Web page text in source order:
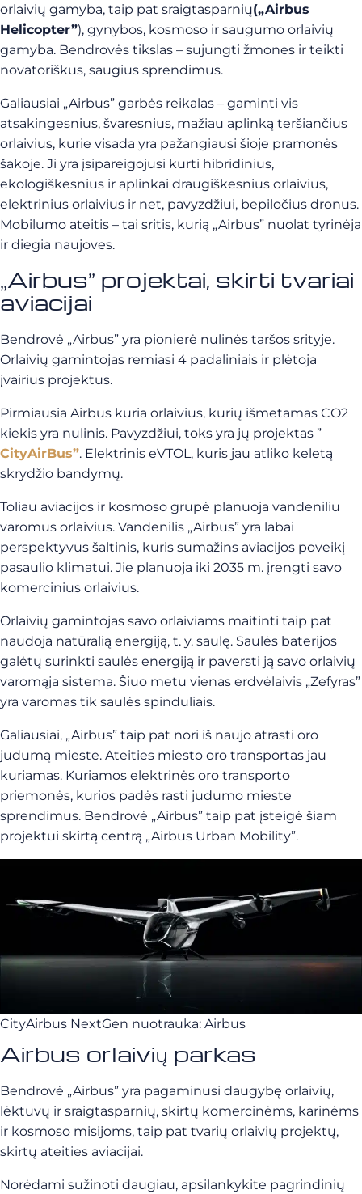
orlaivių gamyba, taip pat sraigtasparnių(„Airbus
Helicopter”), gynybos, kosmoso ir saugumo orlaivių
gamyba. Bendrovės tikslas – sujungti žmones ir teikti
novatoriškus, saugius sprendimus.
Galiausiai „Airbus” garbės reikalas – gaminti vis
atsakingesnius, švaresnius, mažiau aplinką teršiančius
orlaivius, kurie visada yra pažangiausi šioje pramonės
šakoje. Ji yra įsipareigojusi kurti hibridinius,
ekologiškesnius ir aplinkai draugiškesnius orlaivius,
elektrinius orlaivius ir net, pavyzdžiui, bepiločius dronus.
Mobilumo ateitis – tai sritis, kurią „Airbus” nuolat tyrinėja
ir diegia naujoves.
„Airbus” projektai, skirti tvariai
aviacijai
Bendrovė „Airbus” yra pionierė nulinės taršos srityje.
Orlaivių gamintojas remiasi 4 padaliniais ir plėtoja
įvairius projektus.
Pirmiausia Airbus kuria orlaivius, kurių išmetamas CO2
kiekis yra nulinis. Pavyzdžiui, toks yra jų projektas ”
CityAirBus”. Elektrinis eVTOL, kuris jau atliko keletą
skrydžio bandymų.
Toliau aviacijos ir kosmoso grupė planuoja vandeniliu
varomus orlaivius. Vandenilis „Airbus” yra labai
perspektyvus šaltinis, kuris sumažins aviacijos poveikį
pasaulio klimatui. Jie planuoja iki 2035 m. įrengti savo
komercinius orlaivius.
Orlaivių gamintojas savo orlaiviams maitinti taip pat
naudoja natūralią energiją, t. y. saulę. Saulės baterijos
galėtų surinkti saulės energiją ir paversti ją savo orlaivių
varomąja sistema. Šiuo metu vienas erdvėlaivis „Zefyras”
yra varomas tik saulės spinduliais.
Galiausiai, „Airbus” taip pat nori iš naujo atrasti oro
judumą mieste. Ateities miesto oro transportas jau
kuriamas. Kuriamos elektrinės oro transporto
priemonės, kurios padės rasti judumo mieste
sprendimus. Bendrovė „Airbus” taip pat įsteigė šiam
projektui skirtą centrą „Airbus Urban Mobility”.
CityAirbus NextGen nuotrauka: Airbus
Airbus orlaivių parkas
Bendrovė „Airbus” yra pagaminusi daugybę orlaivių,
lėktuvų ir sraigtasparnių, skirtų komercinėms, karinėms
ir kosmoso misijoms, taip pat tvarių orlaivių projektų,
skirtų ateities aviacijai.
Norėdami sužinoti daugiau, apsilankykite pagrindinių